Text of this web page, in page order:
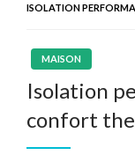
ISOLATION
MAISON
Isolation
confort